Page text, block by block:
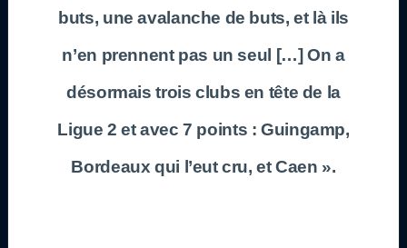
buts, une avalanche de buts, et là ils
n’en prennent pas un seul […] On a
désormais trois clubs en tête de la
Ligue 2 et avec 7 points : Guingamp,
Bordeaux qui l’eut cru, et Caen ».